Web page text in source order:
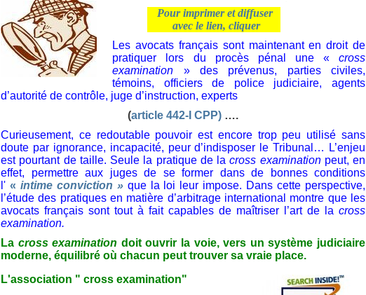
Pour imprimer et diffuser
avec le lien, cliquer
Les avocats français sont maintenant en droit de
pratiquer lors du procès pénal une « cross
examination » des prévenus, parties civiles,
témoins, officiers de police judiciaire, agents
d’autorité de contrôle, juge d’instruction, experts
(article 442-I CPP) ….
Curieusement, ce redoutable pouvoir est encore trop peu utilisé sans
doute par ignorance, incapacité, peur d’indisposer le Tribunal… L’enjeu
est pourtant de taille. Seule la pratique de lacross examinationpeut, en
effet, permettre aux juges de se former dans de bonnes conditions
l' « intime conviction »que la loi leur impose. Dans cette perspective,
l’étude des pratiques en matière d’arbitrage international montre que les
avocats français sont tout à fait capables de maîtriser l’art de la cross
examination.
La cross examination doit ouvrir la voie, vers un système judiciaire
moderne, équilibré où chacun peut trouver sa vraie place.
L'association " cross examination"